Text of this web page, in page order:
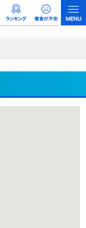
ザーへの口コミ収集な